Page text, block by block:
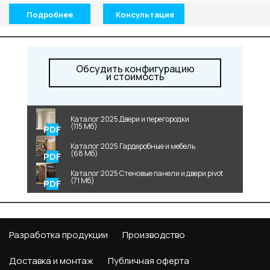
Подробнее Консультация
Обсудить конфигурацию
и стоимость
Каталог 2025 Двери и перегородки
(115 Мб)
Каталог 2025 Гардеробные и мебель
(68 Мб)
Каталог 2025 Стеновые панели и двери pivot
(71 Мб)
Разработка продукции Производство
Доставка и монтаж Публичная оферта